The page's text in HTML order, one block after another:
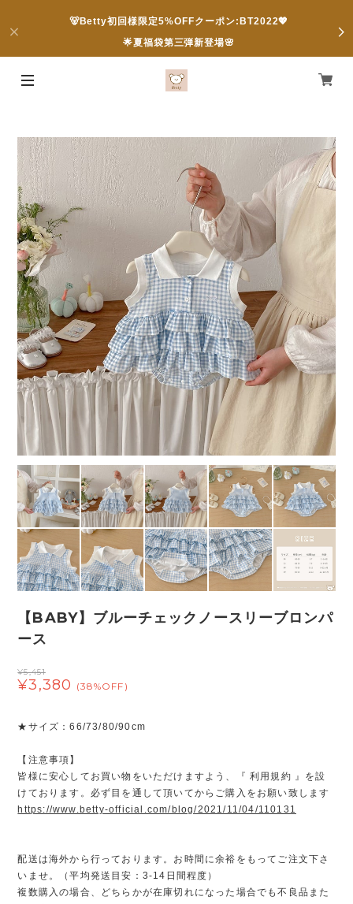
🐻Betty初回様限定5%OFFクーポン:BT2022💖
🌟夏福袋第三弾新登場🌸
【BABY】ブルーチェックノースリーブロンパ
ース
¥5,451
¥3,380 (38%OFF)
★サイズ：66/73/80/90cm
【注意事項】
皆様に安心してお買い物をいただけますよう、『 利用規約 』を設
けております。必ず目を通して頂いてからご購入をお願い致します
https://www.betty-official.com/blog/2021/11/04/110131
配送は海外から行っております。お時間に余裕をもってご注文下さ
いませ。（平均発送目安：3-14日間程度）
複数購入の場合、どちらかが在庫切れになった場合でも不良品また